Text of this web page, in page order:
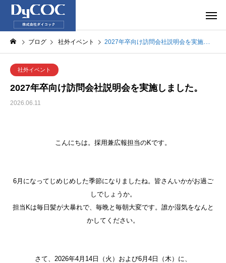
ブログ 社外イベント 2027年卒向け訪問会社説明会を実施しました。
社外イベント
2027年卒向け訪問会社説明会を実施しました。
2026.06.11
こんにちは。採用兼広報担当のKです。
6月になってじめじめした季節になりましたね。皆さんいかがお過ご
しでしょうか。
担当Kは毎日髪が大暴れで、毎晩と毎朝大変です。誰か湿気をなんと
かしてください。
さて、2026年4月14日（火）および6月4日（木）に、